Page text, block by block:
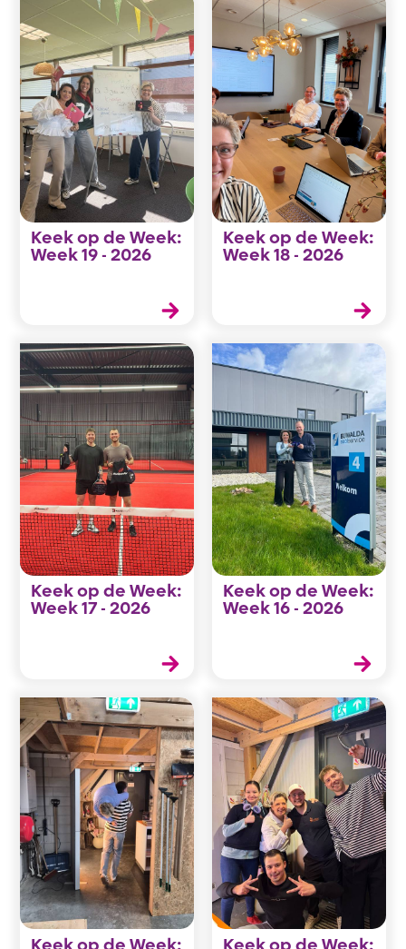
Keek op de Week:
Week 19 - 2026
Keek op de Week:
Week 18 - 2026
Keek op de Week:
Week 17 - 2026
Keek op de Week:
Week 16 - 2026